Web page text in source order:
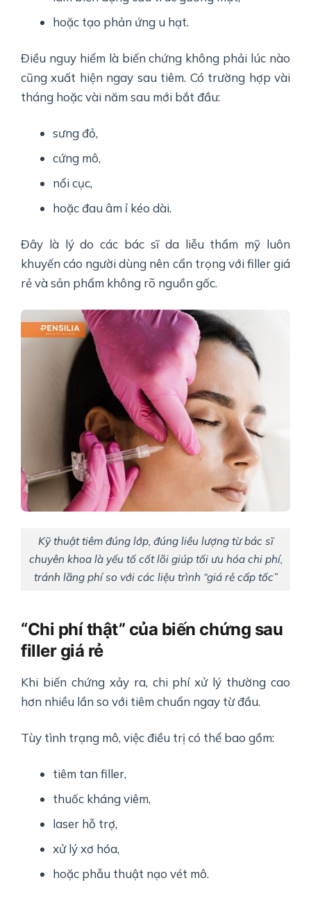
hoặc tạo phản ứng u hạt.
Điều nguy hiểm là biến chứng không phải lúc nào
cũng xuất hiện ngay sau tiêm. Có trường hợp vài
tháng hoặc vài năm sau mới bắt đầu:
sưng đỏ,
cứng mô,
nổi cục,
hoặc đau âm ỉ kéo dài.
Đây là lý do các bác sĩ da liễu thẩm mỹ luôn
khuyến cáo người dùng nên cẩn trọng với filler giá
rẻ và sản phẩm không rõ nguồn gốc.
Kỹ thuật tiêm đúng lớp, đúng liều lượng từ bác sĩ
chuyên khoa là yếu tố cốt lõi giúp tối ưu hóa chi phí,
tránh lãng phí so với các liệu trình “giá rẻ cấp tốc”
“Chi phí thật” của biến chứng sau
filler giá rẻ
Khi biến chứng xảy ra, chi phí xử lý thường cao
hơn nhiều lần so với tiêm chuẩn ngay từ đầu.
Tùy tình trạng mô, việc điều trị có thể bao gồm:
tiêm tan filler,
thuốc kháng viêm,
laser hỗ trợ,
xử lý xơ hóa,
hoặc phẫu thuật nạo vét mô.